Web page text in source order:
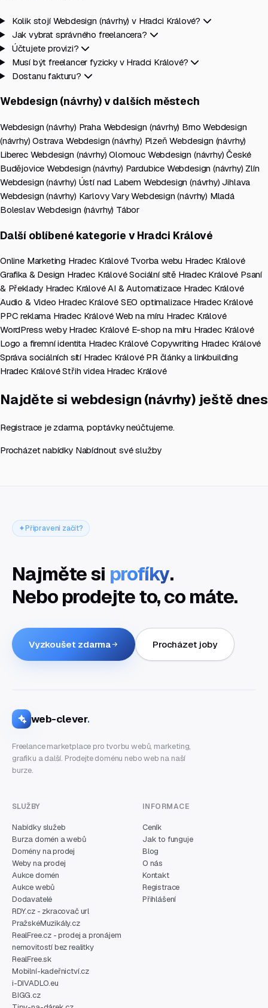
Kolik stojí Webdesign (návrhy) v Hradci Králové?
Jak vybrat správného freelancera?
Účtujete provizi?
Musí být freelancer fyzicky v Hradci Králové?
Dostanu fakturu?
Webdesign (návrhy) v dalších městech
Webdesign (návrhy) Praha Webdesign (návrhy) BrnoWebdesign
(návrhy) Ostrava Webdesign (návrhy) PlzeňWebdesign (návrhy)
Liberec Webdesign (návrhy) Olomouc Webdesign (návrhy) České
BudějoviceWebdesign (návrhy) Pardubice Webdesign (návrhy) Zlín
Webdesign (návrhy) Ústí nad Labem Webdesign (návrhy) Jihlava
Webdesign (návrhy) Karlovy VaryWebdesign (návrhy) Mladá
BoleslavWebdesign (návrhy) Tábor
Další oblíbené kategorie v Hradci Králové
Online Marketing Hradec Králové Tvorba webu Hradec Králové
Grafika & Design Hradec KrálovéSociální sítě Hradec Králové Psaní
& Překlady Hradec KrálovéAI & Automatizace Hradec Králové
Audio & Video Hradec Králové SEO optimalizace Hradec Králové
PPC reklama Hradec KrálovéWeb na míru Hradec Králové
WordPress weby Hradec Králové E-shop na míru Hradec Králové
Logo a firemní identita Hradec Králové Copywriting Hradec Králové
Správa sociálních sítí Hradec Králové PR články a linkbuilding
Hradec KrálovéStřih videa Hradec Králové
Najděte si webdesign (návrhy) ještě dnes
Registrace je zdarma, poptávky neúčtujeme.
Procházet nabídky Nabídnout své služby
Připraveni začít?
Najměte si profíky.
Nebo prodejte to, co máte.
Vyzkoušet zdarma Procházet joby
web-clever.
Freelance marketplace pro tvorbu webů, marketing,
grafiku a další. Prodejte doménu nebo web na naší
burze.
SLUŽBY
Nabídky služeb
Burza domén a webů
Domény na prodej
Weby na prodej
Aukce domén
Aukce webů
Dodavatelé
RDY.cz - zkracovač url
PražskéMuzikály.cz
RealFree.cz - prodej a pronájem
nemovitostí bez realitky
RealFree.sk
Mobilní-kadeřnictví.cz
i-DIVADLO.eu
BIGG.cz
INFORMACE
Ceník
Jak to funguje
Blog
O nás
Kontakt
Registrace
Přihlášení